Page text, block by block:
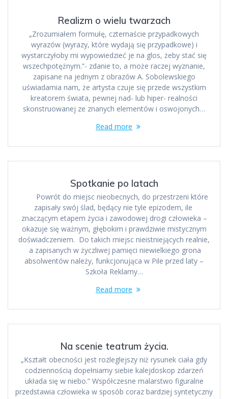
Realizm o wielu twarzach
„Zrozumiałem formułę, czternaście przypadkowych
wyrazów (wyrazy, które wydają się przypadkowe) i
wystarczyłoby mi wypowiedzieć je na glos, żeby stać się
wszechpotężnym.”- zdanie to, a może raczej wyznanie,
zapisane na jednym z obrazów A. Sobolewskiego
uświadamia nam, że artysta czuje się przede wszystkim
kreatorem świata, pewnej nad- lub hiper- realności
skonstruowanej ze znanych elementów i oswojonych…
Read more
Spotkanie po latach
Powrót do miejsc nieobecnych, do przestrzeni które
zapisały swój ślad, będący nie tyle epizodem, ile
znaczącym etapem życia i zawodowej drogi człowieka –
okazuje się ważnym, głębokim i prawdziwie mistycznym
doświadczeniem. Do takich miejsc nieistniejących realnie,
a zapisanych w życzliwej pamięci niewielkiego grona
absolwentów należy, funkcjonująca w Pile przed laty –
Szkoła Reklamy…
Read more
Na scenie teatrum życia.
„Kształt obecności jest rozleglejszy niż rysunek ciała gdy
codziennością dopełniamy siebie kalejdoskop zdarzeń
układa się w niebo.” Współczesne malarstwo figuralne
przedstawia człowieka w sposób coraz bardziej syntetyczny